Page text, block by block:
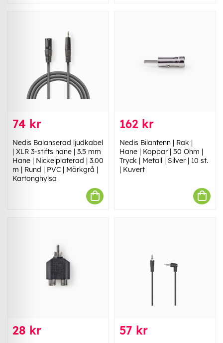
74 kr
Nedis Balanserad ljudkabel
| XLR 3-stifts hane | 3.5 mm
Hane | Nickelplaterad | 3.00
m | Rund | PVC | Mörkgrå |
Kartonghylsa
162 kr
Nedis Bilantenn | Rak |
Hane | Koppar | 50 Ohm |
Tryck | Metall | Silver | 10 st.
| Kuvert
28 kr 57 kr